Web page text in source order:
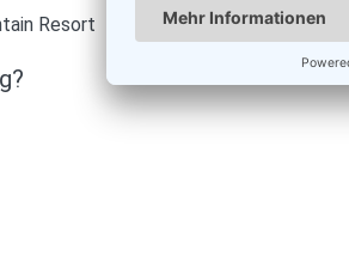
Resort